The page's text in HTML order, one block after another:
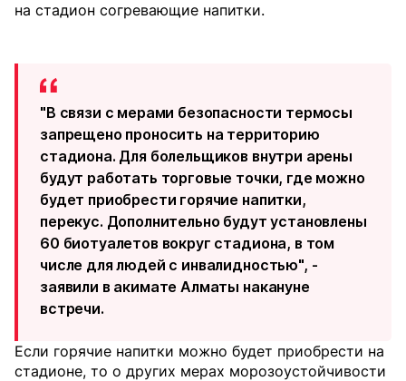
на стадион согревающие напитки.
"В связи с мерами безопасности термосы
запрещено проносить на территорию
стадиона. Для болельщиков внутри арены
будут работать торговые точки, где можно
будет приобрести горячие напитки,
перекус. Дополнительно будут установлены
60 биотуалетов вокруг стадиона, в том
числе для людей с инвалидностью", -
заявили в акимате Алматы накануне
встречи.
Если горячие напитки можно будет приобрести на
стадионе, то о других мерах морозоустойчивости